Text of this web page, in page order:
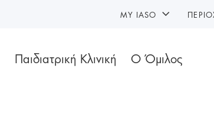
Παιδιατρική Κλινική Ο Όμιλος
MY IASO